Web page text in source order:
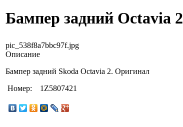
Бампер задний Octavia 2
pic_538f8a7bbc97f.jpg
Описание
Бампер задний Skoda Octavia 2. Оригинал
Номер: 1Z5807421